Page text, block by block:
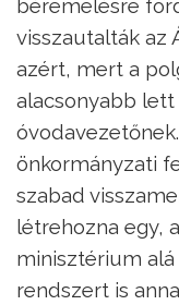
béremelésre
visszautalták az
azért, mert a
alacsonyabb lett
önkormányzati
szabad
létrehozna egy,
minisztérium
rendszert is